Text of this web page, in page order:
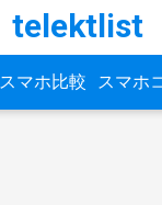
telektlist
スマホ比較 スマホ